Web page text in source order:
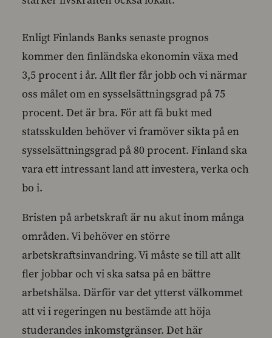
Enligt Finlands Banks senaste prognos
kommer den finländska ekonomin växa med
3,5 procent i år. Allt fler får jobb och vi närmar
oss målet om en sysselsättningsgrad på 75
procent. Det är bra. För att få bukt med
statsskulden behöver vi framöver sikta på en
sysselsättningsgrad på 80 procent. Finland ska
vara ett intressant land att investera, verka och
bo i.
Bristen på arbetskraft är nu akut inom många
områden. Vi behöver en större
arbetskraftsinvandring. Vi måste se till att allt
fler jobbar och vi ska satsa på en bättre
arbetshälsa. Därför var det ytterst välkommet
att vi i regeringen nu bestämde att höja
studerandes inkomstgränser. Det här